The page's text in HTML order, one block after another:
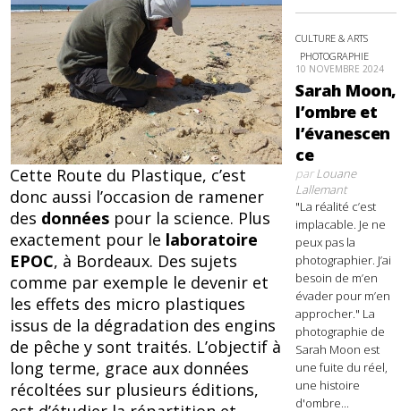
Cette Route du Plastique, c’est
donc aussi l’occasion de ramener
des données pour la science. Plus
exactement pour le laboratoire
EPOC, à Bordeaux. Des sujets
comme par exemple le devenir et
les effets des micro plastiques
issus de la dégradation des engins
de pêche y sont traités. L’objectif à
long terme, grace aux données
récoltées sur plusieurs éditions,
CULTURE & ARTS
PHOTOGRAPHIE
10 NOVEMBRE 2024
Sarah Moon,
l’ombre et
l’évanescen
ce
parLouane
Lallemant
"La réalité c’est
implacable. Je ne
peux pas la
photographier. J’ai
besoin de m’en
évader pour m’en
approcher." La
photographie de
Sarah Moon est
une fuite du réel,
une histoire
d'ombre...